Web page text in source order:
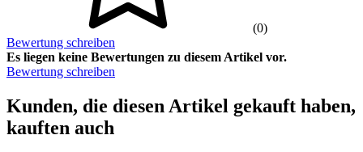
(0)
Bewertung schreiben
Es liegen keine Bewertungen zu diesem Artikel vor.
Bewertung schreiben
Kunden, die diesen Artikel gekauft haben,
kauften auch